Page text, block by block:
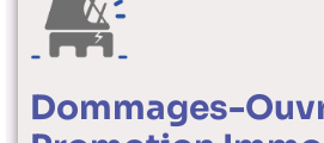
Dommages-